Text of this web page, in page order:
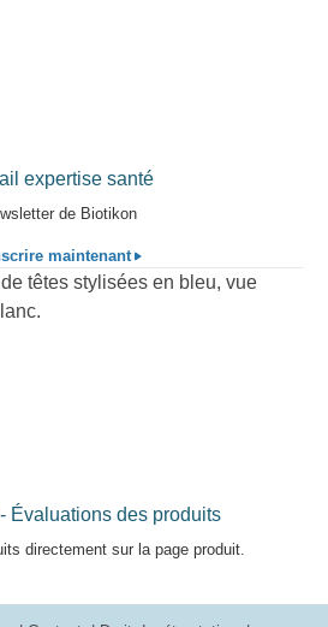
expertise santé
de Biotikon
maintenant
Évaluations des produits
directement sur la page produit.